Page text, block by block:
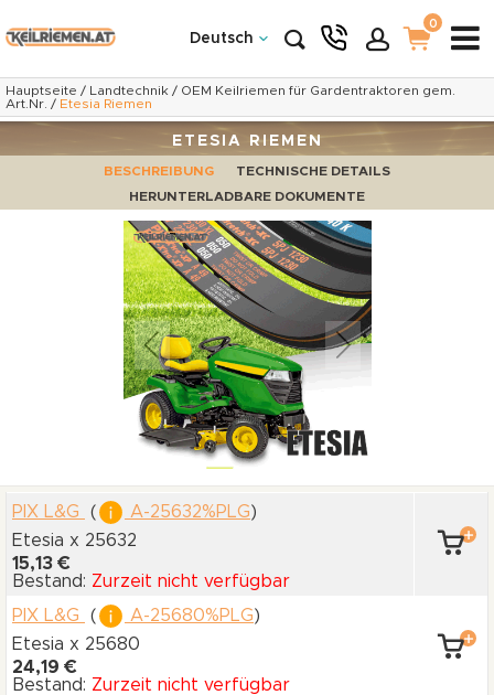
Deutsch
0
Hauptseite / Landtechnik / OEM Keilriemen für Gardentraktoren gem.
Art.Nr. / Etesia Riemen
ETESIA RIEMEN
BESCHREIBUNG
TECHNISCHE DETAILS
HERUNTERLADBARE DOKUMENTE
PIX L&G ( A-25632%PLG)
Etesia x 25632
15,13 €
Bestand: Zurzeit nicht verfügbar
PIX L&G
( A-25680%PLG)
Etesia x 25680
24,19 €
Bestand: Zurzeit nicht verfügbar